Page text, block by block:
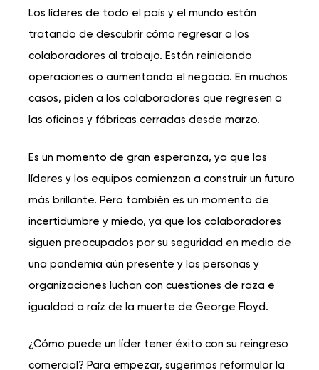
Los líderes de todo el país y el mundo están
tratando de descubrir cómo regresar a los
colaboradores al trabajo. Están reiniciando
operaciones o aumentando el negocio. En muchos
casos, piden a los colaboradores que regresen a
las oficinas y fábricas cerradas desde marzo.
Es un momento de gran esperanza, ya que los
líderes y los equipos comienzan a construir un futuro
más brillante. Pero también es un momento de
incertidumbre y miedo, ya que los colaboradores
siguen preocupados por su seguridad en medio de
una pandemia aún presente y las personas y
organizaciones luchan con cuestiones de raza e
igualdad a raíz de la muerte de George Floyd.
¿Cómo puede un líder tener éxito con su reingreso
comercial? Para empezar, sugerimos reformular la